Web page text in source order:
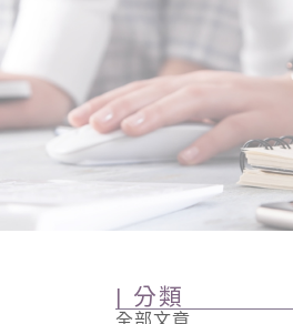
| 分類